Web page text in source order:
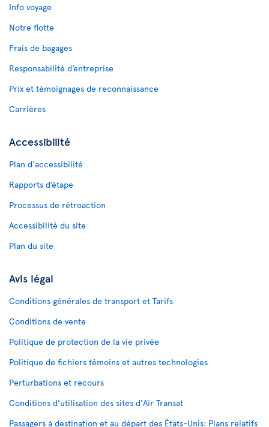
Info voyage
Notre flotte
Frais de bagages
Responsabilité d’entreprise
Prix et témoignages de reconnaissance
Carrières
Accessibilité
Plan d'accessibilité
Rapports d’étape
Processus de rétroaction
Accessibilité du site
Plan du site
Avis légal
Conditions générales de transport et Tarifs
Conditions de vente
Politique de protection de la vie privée
Politique de fichiers témoins et autres technologies
Perturbations et recours
Conditions d’utilisation des sites d'Air Transat
Passagers à destination et au départ des États-Unis: Plans relatifs